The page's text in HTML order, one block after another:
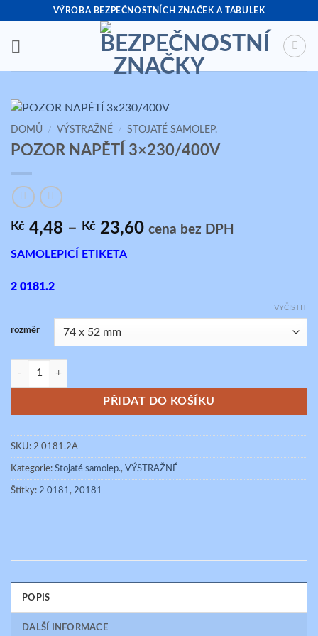
obsah
VÝROBA BEZPEČNOSTNÍCH ZNAČEK A TABULEK
DOMŮ / VÝSTRAŽNÉ / STOJATÉ SAMOLEP.
POZOR NAPĚTÍ 3×230/400V
Kč 4,48 – Kč 23,60Rozpětí
cena bez DPH
SAMOLEPICÍ ETIKETA
2 0181.2
rozměr
VYČISTIT
POZOR NAPĚTÍ 3x230/400V množství
PŘIDAT DO KOŠÍKU
SKU: 2 0181.2A
Kategorie: Stojaté samolep., VÝSTRAŽNÉ
Štítky: 2 0181, 20181
POPIS
DALŠÍ INFORMACE